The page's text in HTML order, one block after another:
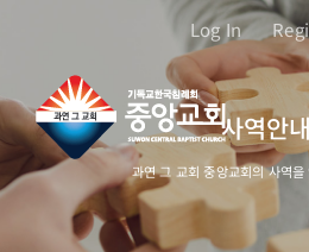
로
건
너
뛰
Log In
사역안내
과연 그 교회 중앙교회의 사역